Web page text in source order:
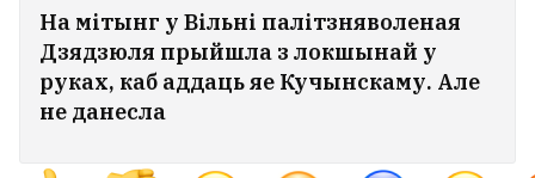
На мітынг у Вільні палітзняволеная
Дзядзюля прыйшла з локшынай у
руках, каб аддаць яе Кучынскаму. Але
не данесла